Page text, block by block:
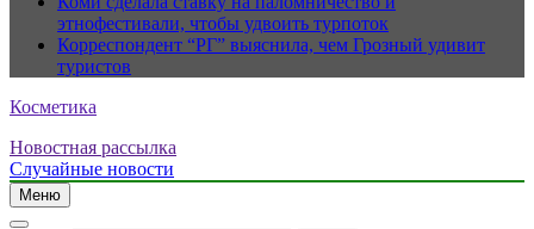
этнофестивали, чтобы удвоить турпоток
Корреспондент “РГ” выяснила, чем Грозный удивит
туристов
Косметика
Новостная рассылка
Случайные новости
Меню